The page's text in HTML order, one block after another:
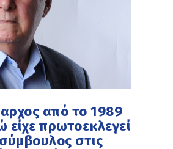
από το 1989
είχε πρωτοεκλεγεί
στις